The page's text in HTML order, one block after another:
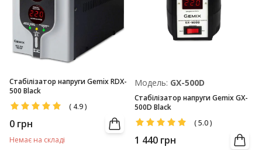
Стабілізатор напруги Gemix RDX-
500 Black
( 4.9)
0 грн
Немає на складі
Модель: GX-500D
Стабілізатор напруги Gemix GX-
500D Black
(5.0)
1 440 грн